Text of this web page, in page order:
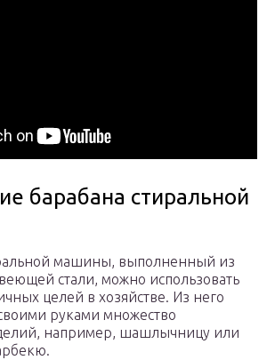
барабана стиральной
машины, выполненный из
стали, можно использовать
целей в хозяйстве. Из него
руками множество
например, шашлычницу или